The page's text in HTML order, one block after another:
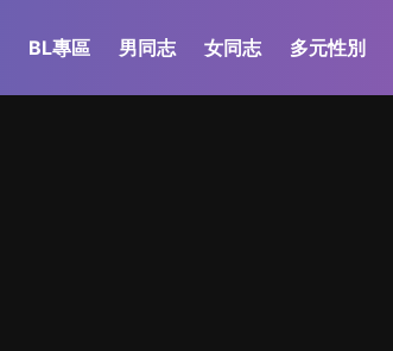
BL專區 男同志 女同志 多元性別